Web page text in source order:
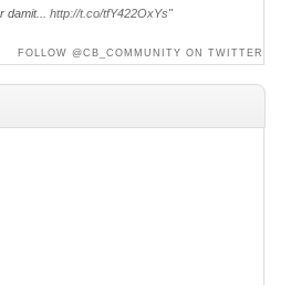
damit...http://t.co/tfY422OxYs"
FOLLOW @CB_COMMUNITY ON TWITTER